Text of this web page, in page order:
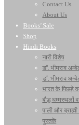
Contact Us
About Us
Books’ Sale
Shop
Hindi Books
नारी विशेष
डॉ. भीमराव
डॉ. भीमराव
भारत के पिछड़े
बौद्ध धम्मस्थलों
पाली और
पुस्तकें